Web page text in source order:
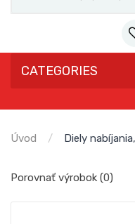
CATEGORIES
Úvod Diely
Porovnať výrobok (0)